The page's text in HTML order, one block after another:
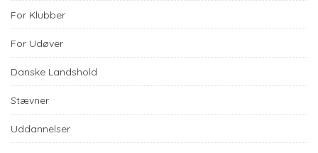
For Klubber
For Udøver
Danske Landshold
Stævner
Uddannelser